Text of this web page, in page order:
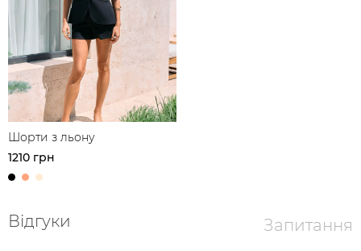
Шорти з льону
1210 грн
Відгуки Запитання